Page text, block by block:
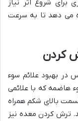
شروع اثر نیاز
می دهد تا به سرعت
کردن
در بهبود علائم سوء
هاضمه که با علائمی
بالای شکم همراه
ترش کردن معده نیز